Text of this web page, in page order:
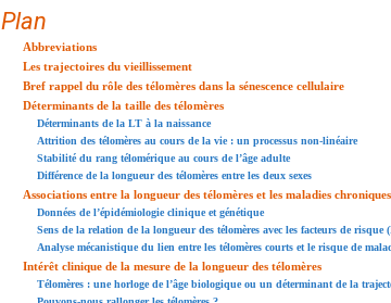
Plan
Abbreviations
Les trajectoires du vieillissement
Bref rappel du rôle des télomères dans la sénescence cellulaire
Déterminants de la taille des télomères
Déterminants de la LT à la naissance
Attrition des télomères au cours de la vie : un processus non-linéaire
Stabilité du rang télomérique au cours de l’âge adulte
Différence de la longueur des télomères entre les deux sexes
Associations entre la longueur des télomères et les maladies
Données de l’épidémiologie clinique et génétique
Sens de la relation de la longueur des télomères avec les facteurs de
Analyse mécanistique du lien entre les télomères courts et le risque de
Intérêt clinique de la mesure de la longueur des télomères
Télomères : une horloge de l’âge biologique ou un déterminant de la